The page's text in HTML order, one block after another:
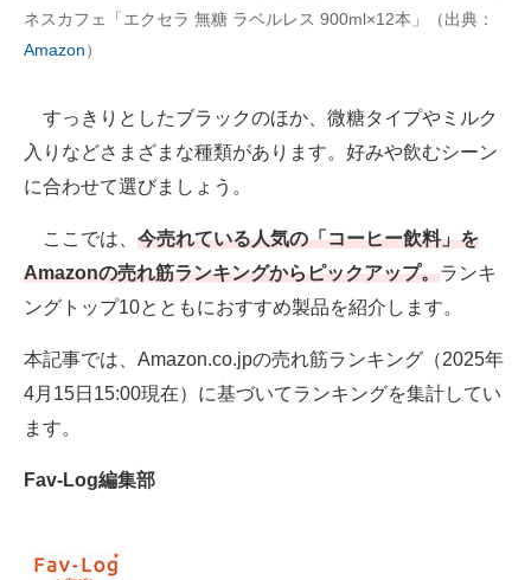
企業ITのトレンドを詳説
経営リーダーのコミュニティ
マーケ×ITの今がよく分かる
ITエンジニア向け専門サイト
IT製品の技術・比較・事例
製造業のIT導入・活用を支援
モノづくり技術者専門サイト
電子設計の基本と応用
建設×テクノロジーの最前線
ネスカフェ「エクセラ 無糖 ラベルレス 900ml×12本」（出典：
Amazon）
すっきりとしたブラックのほか、微糖タイプやミルク
入りなどさまざまな種類があります。好みや飲むシーン
に合わせて選びましょう。
ここでは、 今売れている人気の「コーヒー飲料」を
Amazonの売れ筋ランキングからピックアップ。ランキ
ングトップ10とともにおすすめ製品を紹介します。
本記事では、Amazon.co.jpの売れ筋ランキング（2025年
4月15日15:00現在）に基づいてランキングを集計してい
ます。
Fav-Log編集部